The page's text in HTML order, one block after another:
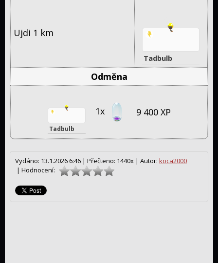
Ujdi 1 km
Tadbulb
Odměna
Tadbulb
1x 9 400 XP
Vydáno: 13.1.2026 6:46 | Přečteno: 1440x | Autor: koca2000
| Hodnocení: